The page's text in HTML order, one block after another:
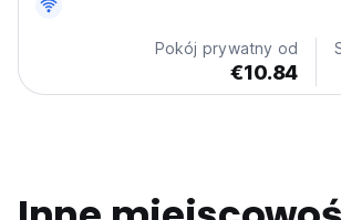
hidden eco-retreat on one of
untouched beaches. Tucked away on a
Pokój prywatny od
€10.84